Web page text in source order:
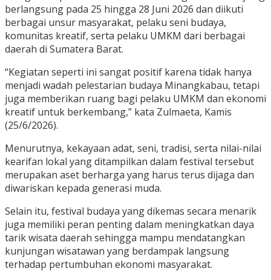
berlangsung pada 25 hingga 28 Juni 2026 dan diikuti
berbagai unsur masyarakat, pelaku seni budaya,
komunitas kreatif, serta pelaku UMKM dari berbagai
daerah di Sumatera Barat.
“Kegiatan seperti ini sangat positif karena tidak hanya
menjadi wadah pelestarian budaya Minangkabau, tetapi
juga memberikan ruang bagi pelaku UMKM dan ekonomi
kreatif untuk berkembang,” kata Zulmaeta, Kamis
(25/6/2026).
Menurutnya, kekayaan adat, seni, tradisi, serta nilai-nilai
kearifan lokal yang ditampilkan dalam festival tersebut
merupakan aset berharga yang harus terus dijaga dan
diwariskan kepada generasi muda.
Selain itu, festival budaya yang dikemas secara menarik
juga memiliki peran penting dalam meningkatkan daya
tarik wisata daerah sehingga mampu mendatangkan
kunjungan wisatawan yang berdampak langsung
terhadap pertumbuhan ekonomi masyarakat.